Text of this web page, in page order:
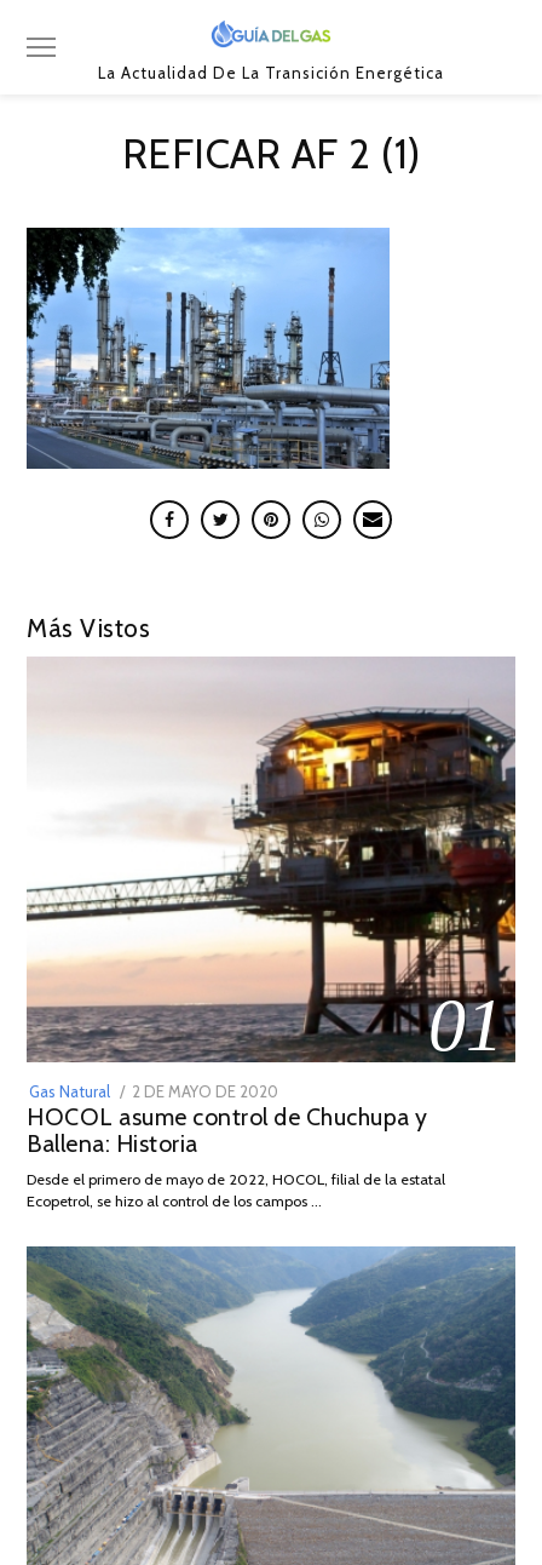
La Actualidad De La Transición Energética
REFICAR AF 2 (1)
Más Vistos
01
Gas Natural
POSTED
ON
2 DE MAYO DE 2020
DE
2026
HOCOL asume control de Chuchupa y
Ballena: Historia
Desde el primero de mayo de 2022, HOCOL, filial de la estatal
Ecopetrol, se hizo al control de los campos …